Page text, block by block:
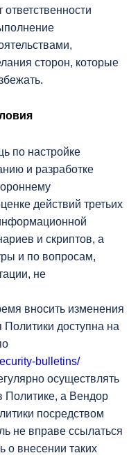
сторон, которые
по настройке
и разработке
действий третьих
и скриптов, а
и по вопросам,
не
вносить изменения
Политики доступна на
bulletins/
осуществлять
Политике, а Вендор
посредством
не вправе ссылаться
о внесении таких